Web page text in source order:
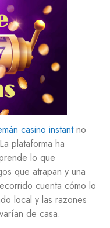
casino instantno
plataforma ha
lo que
que atrapan y una
cuenta cómo lo
local y las razones
de casa.